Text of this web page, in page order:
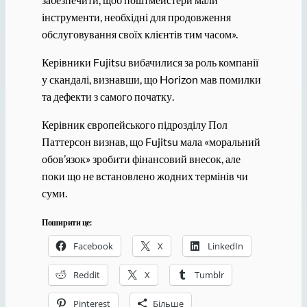
інструменти, необхідні для продовження
обслуговування своїх клієнтів тим часом».
Керівники Fujitsu вибачилися за роль компанії
у скандалі, визнавши, що Horizon мав помилки
та дефекти з самого початку.
Керівник європейського підрозділу Пол
Паттерсон визнав, що Fujitsu мала «моральний
обов’язок» зробити фінансовий внесок, але
поки що не встановлено жодних термінів чи
суми.
Поширити це:
Facebook X LinkedIn
Reddit X Tumblr
Pinterest Більше